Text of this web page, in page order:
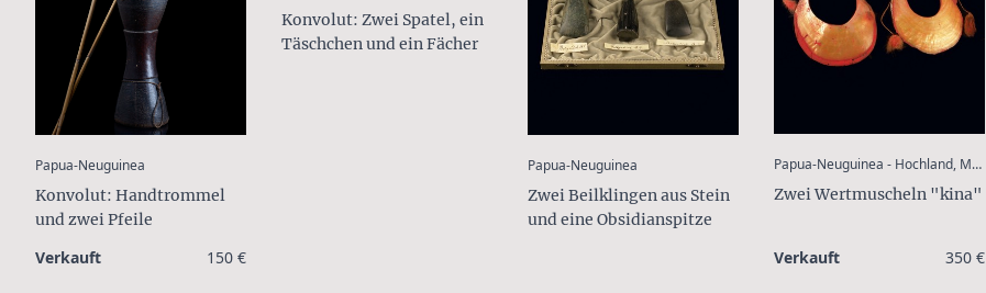
Papua-Neuguinea
Konvolut: Handtrommel
und zwei Pfeile
Verkauft 150 €
Konvolut: Zwei Spatel, ein
Täschchen und ein Fächer
Papua-Neuguinea
Zwei Beilklingen aus Stein
und eine Obsidianspitze
Papua-Neuguinea - Hochland, Mendi
Zwei Wertmuscheln "kina"
Verkauft 350 €